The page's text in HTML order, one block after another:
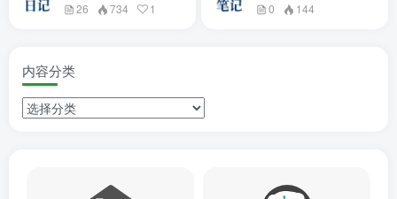
26 734 1 0 144
内容分类